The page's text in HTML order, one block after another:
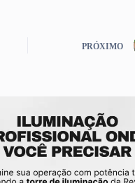
PRÓXIMO